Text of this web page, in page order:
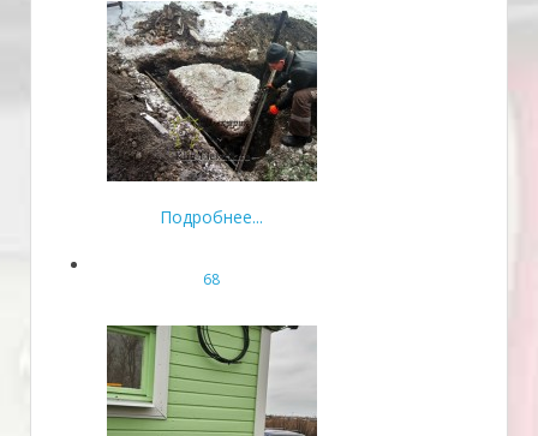
Подробнее...
68